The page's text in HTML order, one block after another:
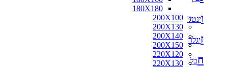
180X180
200X100
200X130
200X140
200X150
220X120
220X130
וינטג'
זיגלר
חבל